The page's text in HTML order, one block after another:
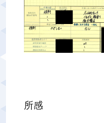
所感